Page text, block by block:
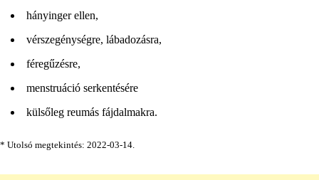
hányinger ellen,
vérszegénységre, lábadozásra,
féregűzésre,
menstruáció serkentésére
külsőleg reumás fájdalmakra.
* Utolsó megtekintés: 2022-03-14.